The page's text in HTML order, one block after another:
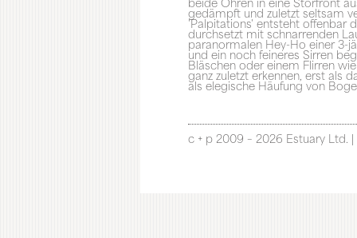
beide Ohren in eine Störfront
gedämpft und zuletzt seltsam
'Palpitations' entsteht offenbar
durchsetzt mit schnarrenden
paranormalen Hey-Ho einer 3-
und ein noch feineres Sirren
Bläschen oder einem Flirren
ganz zuletzt erkennen, erst als
als elegische Häufung von
c + p 2009 – 2026 Estuary Ltd. |